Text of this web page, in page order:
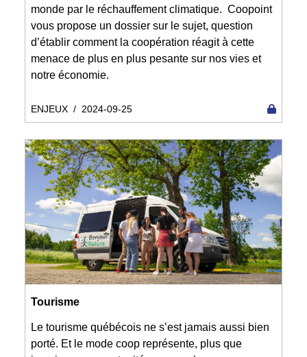
monde par le réchauffement climatique. Coopoint
vous propose un dossier sur le sujet, question
d’établir comment la coopération réagit à cette
menace de plus en plus pesante sur nos vies et
notre économie.
ENJEUX / 2024-09-25
Tourisme
Le tourisme québécois ne s’est jamais aussi bien
porté. Et le mode coop représente, plus que